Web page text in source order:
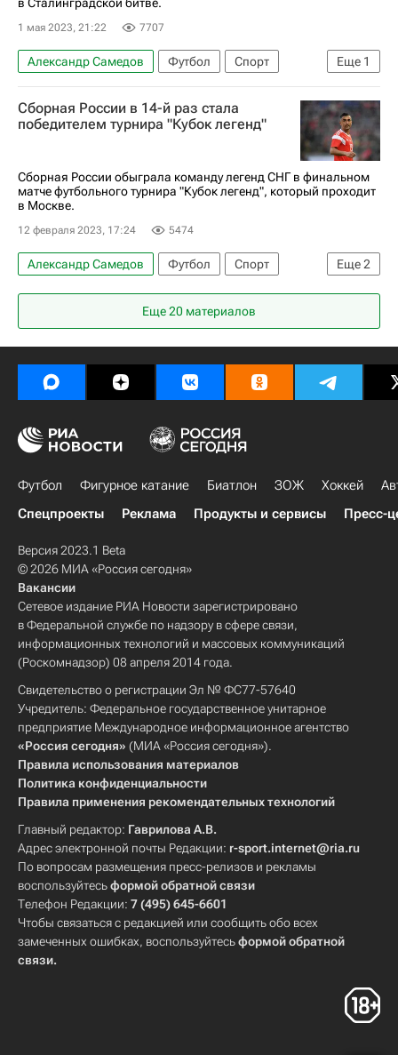
1 мая 2023, 21:22 7707
Еще 1
Александр Самедов Футбол
Спорт
Роман Павлюченко
Сборная России в 14-й раз стала
победителем турнира "Кубок легенд"
Сборная России обыграла команду легенд СНГ в финальном
матче футбольного турнира "Кубок легенд", который проходит
в Москве.
12 февраля 2023, 17:24 5474
Еще2
Александр Самедов Футбол
Спорт
Юрий Жирков
Павел Погребняк
Еще 20 материалов
Футбол Фигурное катание Биатлон ЗОЖ Хоккей
Спецпроекты
Реклама Продукты и сервисы Пресс-
Версия 2023.1 Beta
© 2026 МИА «Россия сегодня»
Вакансии
Сетевое издание РИА Новости зарегистрировано
в Федеральной службе по надзору в сфере связи,
информационных технологий и массовых коммуникаций
(Роскомнадзор) 08 апреля 2014 года.
Свидетельство о регистрации Эл № ФС77-57640
Учредитель: Федеральное государственное унитарное
предприятие Международное информационное агентство
«Россия сегодня» (МИА «Россия сегодня»).
Правила использования материалов
Политика конфиденциальности
Правила применения рекомендательных технологий
Главный редактор: Гаврилова А.В.
Адрес электронной почты Редакции: r-sport.internet@ria.ru
По вопросам размещения пресс-релизов и рекламы
воспользуйтесьформой обратной связи
Телефон Редакции: 7 (495) 645-6601
Чтобы связаться с редакцией или сообщить обо всех
замеченных ошибках, воспользуйтесьформой обратной
связи.